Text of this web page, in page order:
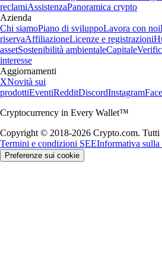
reclamiAssistenzaPanoramica crypto
Azienda
Chi siamoPiano di sviluppoLavora con noi
riservaAffiliazioneLicenze e registrazioni
assetSostenibilità ambientaleCapitale
interesse
Aggiornamenti
XNovità sui
prodottiEventiRedditDiscordInstagram
Cryptocurrency in Every Wallet™
Copyright © 2018-2026 Crypto.com. Tutti
Termini e condizioni SEEInformativa
Preferenze sui cookie